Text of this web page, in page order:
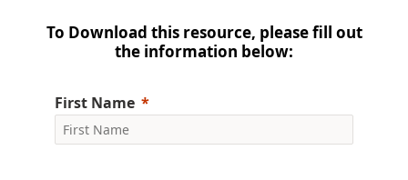
To Download this resource, please fill out
the information below:
First Name